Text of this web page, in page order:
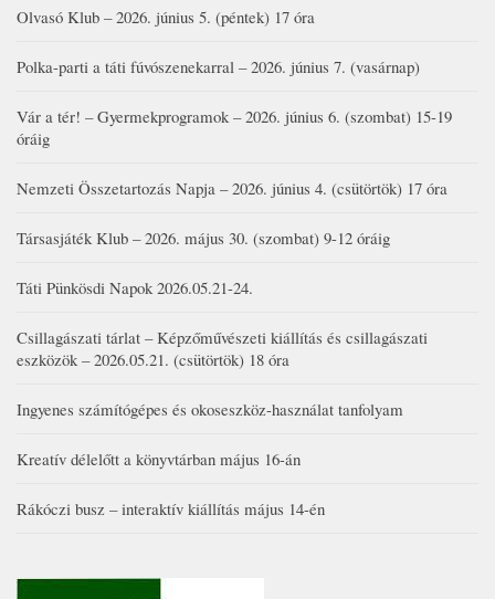
Olvasó Klub – 2026. június 5. (péntek) 17 óra
Polka-parti a táti fúvószenekarral – 2026. június 7. (vasárnap)
Vár a tér! – Gyermekprogramok – 2026. június 6. (szombat) 15-19
óráig
Nemzeti Összetartozás Napja – 2026. június 4. (csütörtök) 17 óra
Társasjáték Klub – 2026. május 30. (szombat) 9-12 óráig
Táti Pünkösdi Napok 2026.05.21-24.
Csillagászati tárlat – Képzőművészeti kiállítás és csillagászati
eszközök – 2026.05.21. (csütörtök) 18 óra
Ingyenes számítógépes és okoseszköz-használat tanfolyam
Kreatív délelőtt a könyvtárban május 16-án
Rákóczi busz – interaktív kiállítás május 14-én